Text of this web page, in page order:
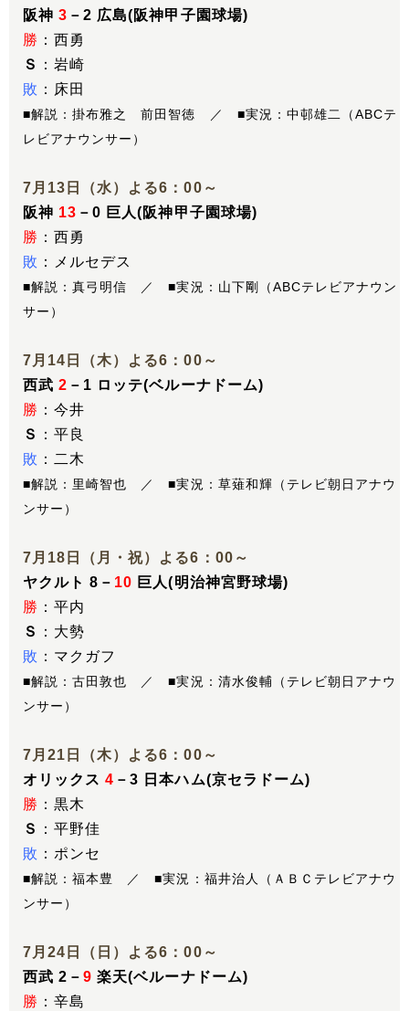
阪神3 －2 広島(阪神甲子園球場)
勝 ：西勇
Ｓ
：岩崎
敗 ：床田
■解説：掛布雅之 前田智徳 ／ ■実況：中邨雄二（ABCテ
レビアナウンサー）
7月13日（水）よる6：00～
阪神 13 －0 巨人(阪神甲子園球場)
勝 ：西勇
敗 ：メルセデス
■解説：真弓明信 ／ ■実況：山下剛（ABCテレビアナウン
サー）
7月14日（木）よる6：00～
西武2 －1 ロッテ(ベルーナドーム)
勝 ：今井
Ｓ
：平良
敗 ：二木
■解説：里崎智也 ／ ■実況：草薙和輝（テレビ朝日アナウ
ンサー）
7月18日（月・祝）よる6：00～
ヤクルト 8－ 10 巨人(明治神宮野球場)
勝 ：平内
Ｓ
：大勢
敗 ：マクガフ
■解説：古田敦也 ／ ■実況：清水俊輔（テレビ朝日アナウ
ンサー）
7月21日（木）よる6：00～
オリックス4 －3 日本ハム(京セラドーム)
勝 ：黒木
Ｓ
：平野佳
敗 ：ポンセ
■解説：福本豊 ／ ■実況：福井治人（ＡＢＣテレビアナウ
ンサー）
7月24日（日）よる6：00～
西武 2－9 楽天(ベルーナドーム)
勝 ：辛島